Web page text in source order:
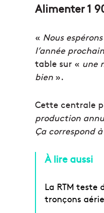
Alimenter 1
« Nous
l’année
table sur « une
bien ».
Cette centrale
production
Ça correspond
À lire aussi
La RTM teste
tronçons